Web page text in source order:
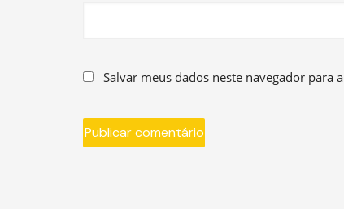
Salvar meus dados neste navegador para